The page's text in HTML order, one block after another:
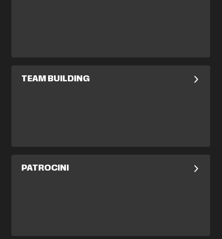
TEAM BUILDING
PATROCINI